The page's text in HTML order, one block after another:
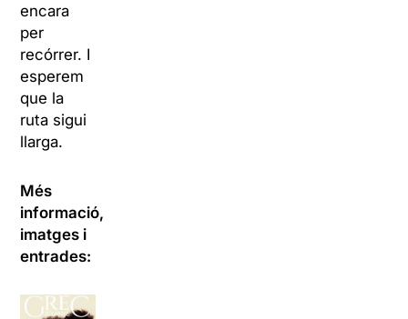
encara
per
recórrer. I
esperem
que la
ruta sigui
llarga.
Més
informació,
imatges i
entrades: